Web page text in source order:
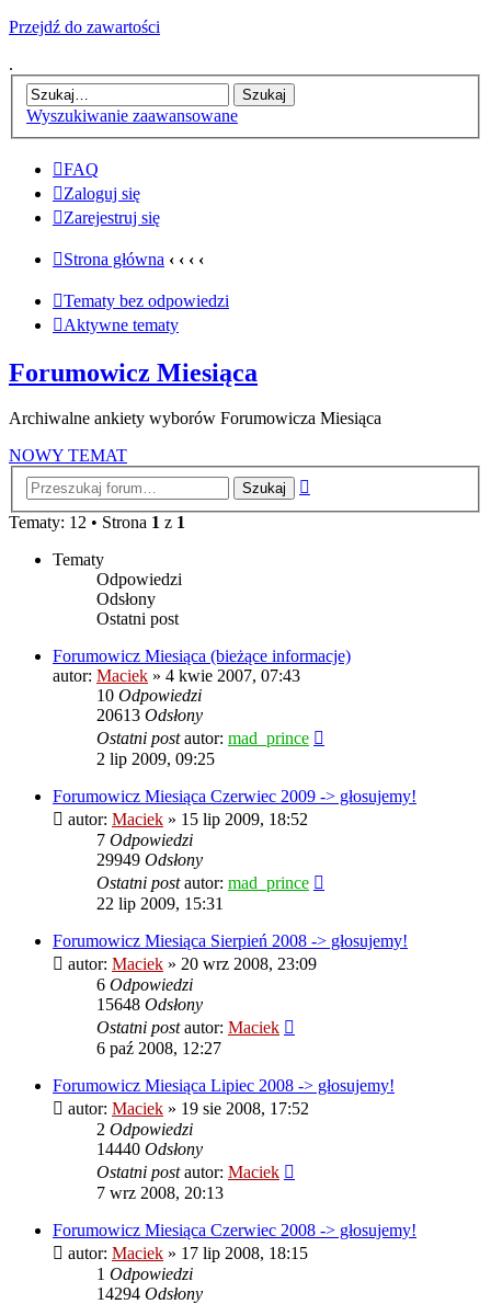
Przejdź do zawartości
.
Wyszukiwanie zaawansowane
FAQ
Zaloguj się
Zarejestruj się
Strona główna ‹ ‹ ‹ ‹
Tematy bez odpowiedzi
Aktywne tematy
Forumowicz Miesiąca
Archiwalne ankiety wyborów Forumowicza Miesiąca
NOWY TEMAT
Tematy: 12 • Strona 1 z 1
Tematy
Odpowiedzi
Odsłony
Ostatni post
Forumowicz Miesiąca (bieżące informacje)
autor: Maciek » 4 kwie 2007, 07:43
10 Odpowiedzi
20613 Odsłony
Ostatni postautor: mad_prince
2 lip 2009, 09:25
Forumowicz Miesiąca Czerwiec 2009 -> głosujemy!
autor: Maciek » 15 lip 2009, 18:52
7 Odpowiedzi
29949 Odsłony
Ostatni postautor: mad_prince
22 lip 2009, 15:31
Forumowicz Miesiąca Sierpień 2008 -> głosujemy!
autor: Maciek » 20 wrz 2008, 23:09
6 Odpowiedzi
15648 Odsłony
Ostatni postautor: Maciek
6 paź 2008, 12:27
Forumowicz Miesiąca Lipiec 2008 -> głosujemy!
autor: Maciek » 19 sie 2008, 17:52
2 Odpowiedzi
14440 Odsłony
Ostatni postautor: Maciek
7 wrz 2008, 20:13
Forumowicz Miesiąca Czerwiec 2008 -> głosujemy!
autor: Maciek » 17 lip 2008, 18:15
1 Odpowiedzi
14294 Odsłony